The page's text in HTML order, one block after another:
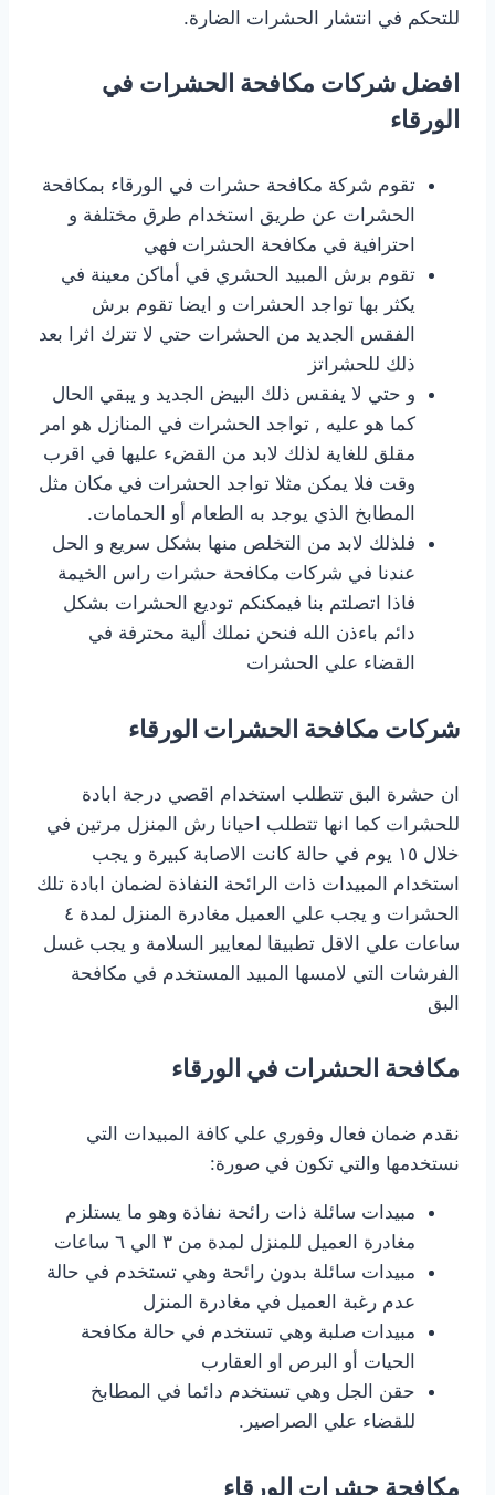
للتحكم في انتشار الحشرات الضارة.
افضل شركات مكافحة الحشرات في
الورقاء
تقوم شركة مكافحة حشرات في الورقاء بمكافحة
الحشرات عن طريق استخدام طرق مختلفة و
احترافية في مكافحة الحشرات فهي
تقوم برش المبيد الحشري في أماكن معينة في
يكثر بها تواجد الحشرات و ايضا تقوم برش
الفقس الجديد من الحشرات حتي لا تترك اثرا بعد
ذلك للحشراتز
و حتي لا يفقس ذلك البيض الجديد و يبقي الحال
كما هو عليه , تواجد الحشرات في المنازل هو امر
مقلق للغاية لذلك لابد من القضء عليها في اقرب
وقت فلا يمكن مثلا تواجد الحشرات في مكان مثل
المطابخ الذي يوجد به الطعام أو الحمامات.
فلذلك لابد من التخلص منها بشكل سريع و الحل
عندنا في شركات مكافحة حشرات راس الخيمة
فاذا اتصلتم بنا فيمكنكم توديع الحشرات بشكل
دائم باءذن الله فنحن نملك ألية محترفة في
القضاء علي الحشرات
شركات مكافحة الحشرات الورقاء
ان حشرة البق تتطلب استخدام اقصي درجة ابادة
للحشرات كما انها تتطلب احيانا رش المنزل مرتين في
خلال ١٥ يوم في حالة كانت الاصابة كبيرة و يجب
استخدام المبيدات ذات الرائحة النفاذة لضمان ابادة تلك
الحشرات و يجب علي العميل مغادرة المنزل لمدة ٤
ساعات علي الاقل تطبيقا لمعايير السلامة و يجب غسل
الفرشات التي لامسها المبيد المستخدم في مكافحة
البق
مكافحة الحشرات في الورقاء
نقدم ضمان فعال وفوري علي كافة المبيدات التي
نستخدمها والتي تكون في صورة:
مبيدات سائلة ذات رائحة نفاذة وهو ما يستلزم
مغادرة العميل للمنزل لمدة من ٣ الي ٦ ساعات
مبيدات سائلة بدون رائحة وهي تستخدم في حالة
عدم رغبة العميل في مغادرة المنزل
مبيدات صلبة وهي تستخدم في حالة مكافحة
الحيات أو البرص او العقارب
حقن الجل وهي تستخدم دائما في المطابخ
للقضاء علي الصراصير.
مكافحة حشرات الورقاء